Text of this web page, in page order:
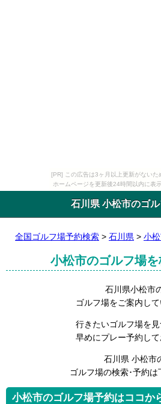
[PR] この広告は3ヶ月以上更新がないた
ホームページを更新後24時間以内に表
石川県 小松市のゴ
全国ゴルフ場予約検索 > 石川県 > 小
小松市のゴルフ場を
石川県小松市
ゴルフ場をご案内して
行きたいゴルフ場を
早めにプレー予約して
石川県 小松市
ゴルフ場の検索･予約は
小松市のゴルフ場予約はココか